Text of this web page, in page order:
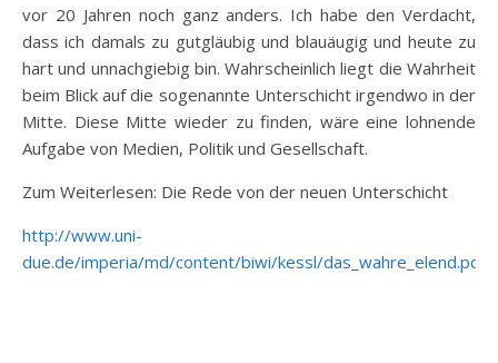
vor 20 Jahren noch ganz anders. Ich habe den Verdacht,
dass ich damals zu gutgläubig und blauäugig und heute zu
hart und unnachgiebig bin. Wahrscheinlich liegt die Wahrheit
beim Blick auf die sogenannte Unterschicht irgendwo in der
Mitte. Diese Mitte wieder zu finden, wäre eine lohnende
Aufgabe von Medien, Politik und Gesellschaft.
Zum Weiterlesen: Die Rede von der neuen Unterschicht
http://www.uni-
due.de/imperia/md/content/biwi/kessl/das_wahre_elend.pdf